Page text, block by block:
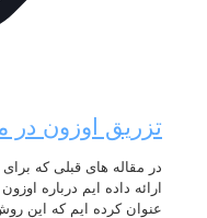
تزریق اوزون در
در مقاله های قبلی که
ارائه داده ایم درباره
عنوان کرده ایم که این